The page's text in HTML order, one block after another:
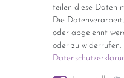
teilen diese Daten
Die
oder abgelehnt
oder zu widerrufen.